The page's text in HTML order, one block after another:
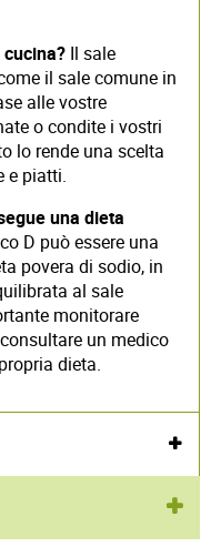
Il sale
il sale comune in
alle vostre
o condite i vostri
lo rende una scelta
e piatti.
una dieta
D può essere una
povera di sodio, in
al sale
monitorare
un medico
dieta.